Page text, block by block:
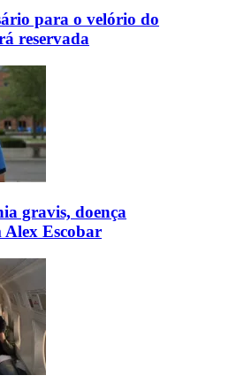
para o velório do
reservada
gravis, doença
Alex Escobar